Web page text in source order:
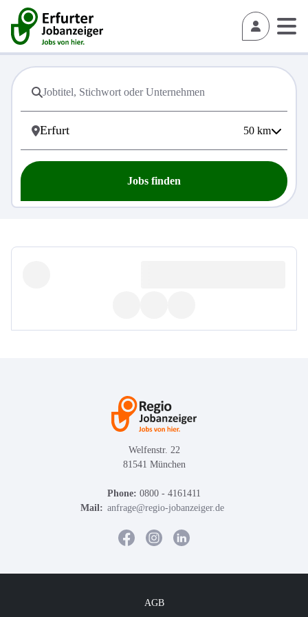
50 km
Jobs finden
Welfenstr. 22
81541 München
Phone: 0800 - 4161411
Mail: anfrage@regio-jobanzeiger.de
AGB